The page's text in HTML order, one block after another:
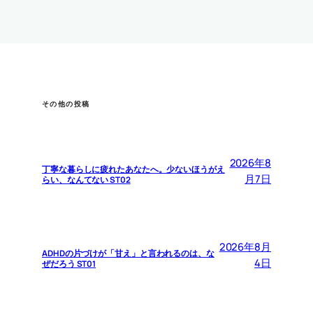
その他の投稿
丁寧な暮らしに疲れたあなたへ。少ないほうがえ
らい、なんてない ST02
2026年8
月7日
ADHDの片づけが「甘え」と言われるのは、な
ぜだろう ST01
2026年8月
4日